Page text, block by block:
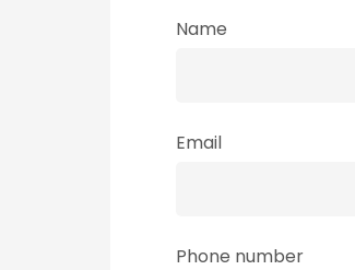
Name
Email
Phone number